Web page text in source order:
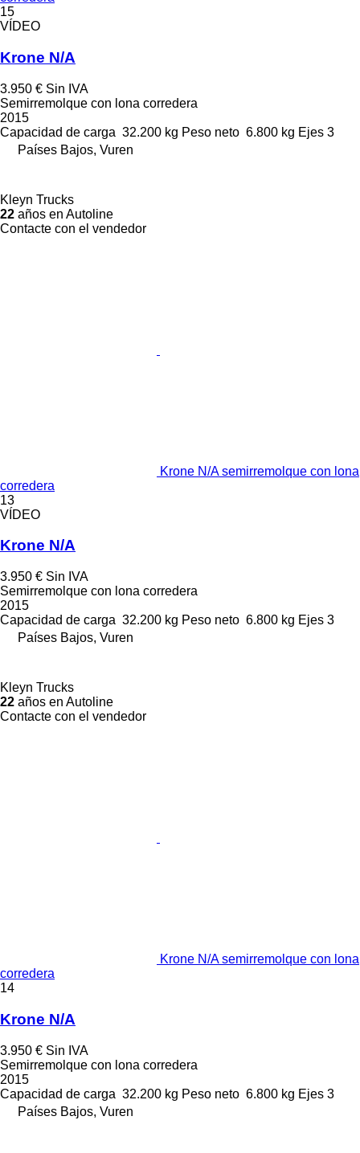
15
VÍDEO
Krone N/A
3.950 € Sin IVA
Semirremolque con lona corredera
2015
Capacidad de carga 32.200 kg Peso neto 6.800 kg Ejes 3
Países Bajos, Vuren
Kleyn Trucks
22 años en Autoline
Contacte con el vendedor
Krone N/A semirremolque con lona
corredera
13
VÍDEO
Krone N/A
3.950 € Sin IVA
Semirremolque con lona corredera
2015
Capacidad de carga 32.200 kg Peso neto 6.800 kg Ejes 3
Países Bajos, Vuren
Kleyn Trucks
22 años en Autoline
Contacte con el vendedor
Krone N/A semirremolque con lona
corredera
14
Krone N/A
3.950 € Sin IVA
Semirremolque con lona corredera
2015
Capacidad de carga 32.200 kg Peso neto 6.800 kg Ejes 3
Países Bajos, Vuren